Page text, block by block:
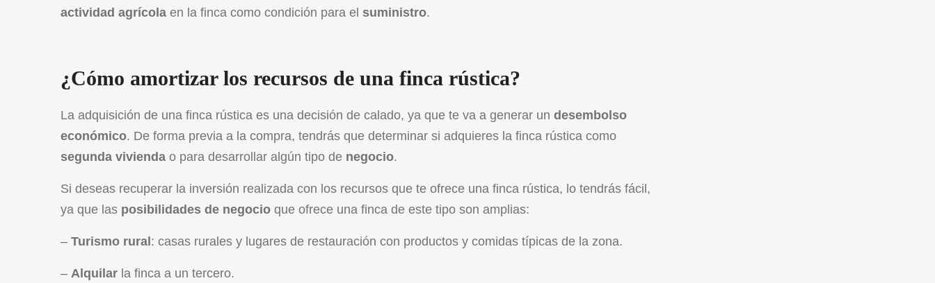
actividad agrícola en la finca como condición para el suministro.
¿Cómo amortizar los recursos de una finca rústica?
La adquisición de una finca rústica es una decisión de calado, ya que te va a generar un desembolso
económico. De forma previa a la compra, tendrás que determinar si adquieres la finca rústica como
segunda vivienda o para desarrollar algún tipo de negocio.
Si deseas recuperar la inversión realizada con los recursos que te ofrece una finca rústica, lo tendrás fácil,
ya que las posibilidades de negocio que ofrece una finca de este tipo son amplias:
– Turismo rural : casas rurales y lugares de restauración con productos y comidas típicas de la zona.
– Alquilar la finca a un tercero.